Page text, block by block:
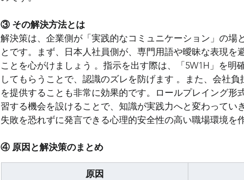
③ その解決方法とは
解決策は、企業側が「実践的なコミュニケーション」の場
とです。まず、日本人社員側が、専門用語や曖昧な表現を
ことを心がけましょう 。指示を出す際は、「5W1H」を明
してもらうことで、認識のズレを防げます 。また、会社
を提供することも非常に効果的です。ロールプレイング形
習する機会を設けることで、知識が実践力へと変わってい
失敗を恐れずに発言できる心理的安全性の高い職場環境を
④ 原因と解決策のまとめ
原因